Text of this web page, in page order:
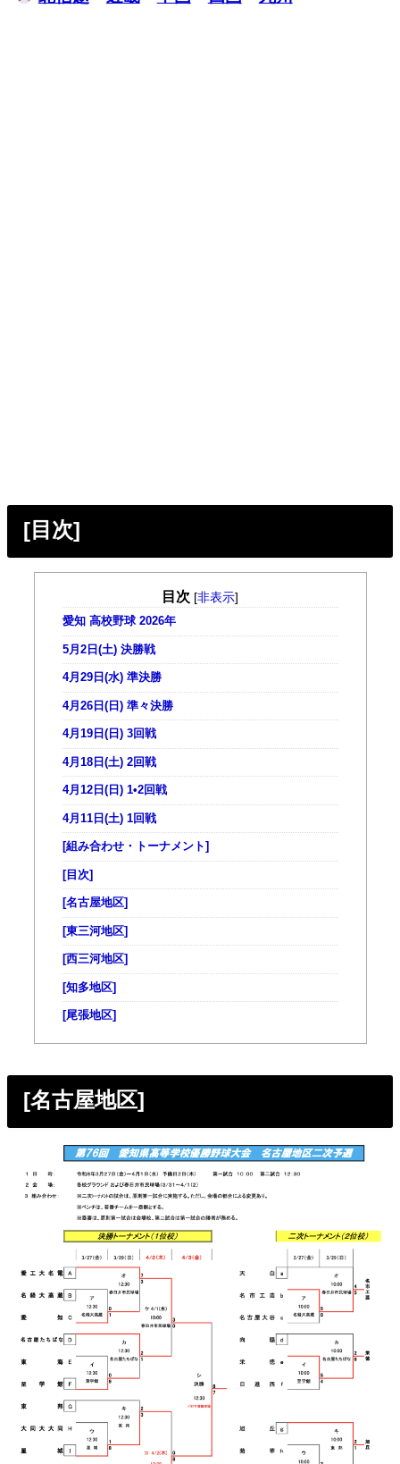
[目次]
目次 [非表示]
愛知 高校野球 2026年
5月2日(土) 決勝戦
4月29日(水) 準決勝
4月26日(日) 準々決勝
4月19日(日) 3回戦
4月18日(土) 2回戦
4月12日(日) 1•2回戦
4月11日(土) 1回戦
[組み合わせ・トーナメント]
[目次]
[名古屋地区]
[東三河地区]
[西三河地区]
[知多地区]
[尾張地区]
[名古屋地区]